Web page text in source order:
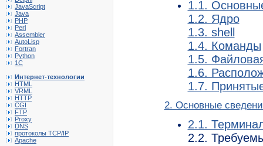
JavaScript
Java
PHP
Perl
Assembler
AutoLisp
Fortran
Python
1C
Интернет-технологии
HTML
VRML
HTTP
CGI
FTP
Proxy
DNS
протоколы TCP/IP
Apache
1.1.
1.2. Ядро
1.3. shell
1.4. Команды
1.5.
1.6.
1.7.
2. Основные
2.1.
2.2.